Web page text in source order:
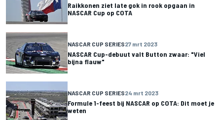
Raikkonen ziet late gok in rook opgaan in
NASCAR Cup op COTA
NASCAR CUP SERIES27 mrt 2023
NASCAR Cup-debuut valt Button zwaar: "Viel
bijna flauw"
NASCAR CUP SERIES24 mrt 2023
Formule 1-feest bij NASCAR op COTA: Dit moet je
weten